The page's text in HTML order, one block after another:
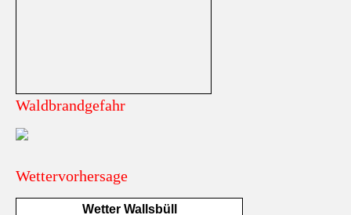
Waldbrandgefahr
Wettervorhersage
Wetter Wallsbüll